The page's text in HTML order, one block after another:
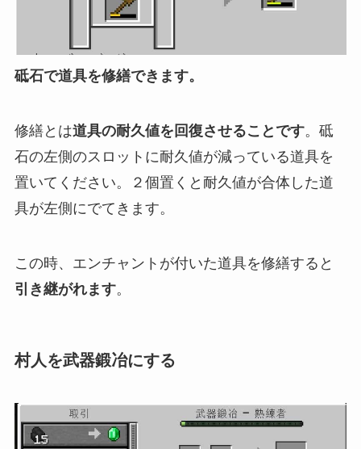
砥石で道具を修繕できます。
修繕とは道具の耐久値を回復させることです。砥
石の左側のスロットに耐久値が減っている道具を
置いてください。２個置くと耐久値が合体した道
具が左側にでてきます。
この時、エンチャントが付いた道具を修繕すると
引き継がれます。
村人を武器鍛冶にする